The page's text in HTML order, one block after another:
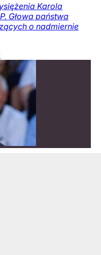
Karola
Głowa państwa
o nadmiernie